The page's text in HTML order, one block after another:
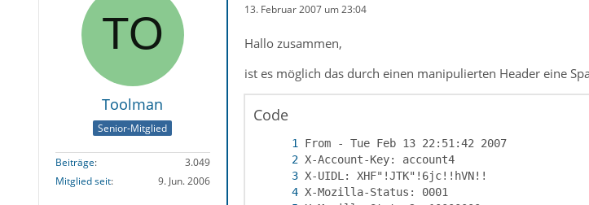
Toolman
Senior-Mitglied
Beiträge
3.049
Mitglied seit
9. Jun. 2006
13. Februar 2007 um 23:04
Hallo zusammen,
ist es möglich das durch einen manipulierten Header eine
Code
From - Tue Feb 13 22:51:42 2007
X-Account-Key: account4